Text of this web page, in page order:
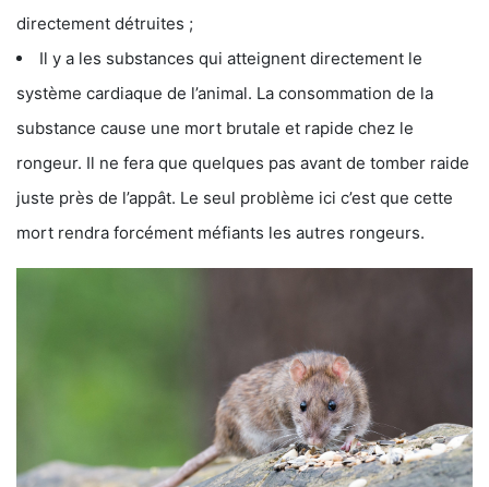
directement détruites ;
Il y a les substances qui atteignent directement le
système cardiaque de l’animal. La consommation de la
substance cause une mort brutale et rapide chez le
rongeur. Il ne fera que quelques pas avant de tomber raide
juste près de l’appât. Le seul problème ici c’est que cette
mort rendra forcément méfiants les autres rongeurs.